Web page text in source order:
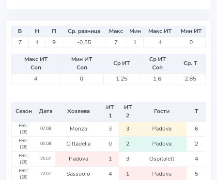
В Н П Ср. разница Макс Мин Макс ИТ
Мин ИТ
7
4 9 -0.35 7 1 4 0
Макс ИТ
Соп
Мин ИТ
Соп
Ср ИТ
Ср ИТ
Соп
Ср. Т
4
0 1.25 1.6 2.85
Сезон Дата Хозяева
ИТ
1
ИТ
2
Гости Т
FRIC
(26)
07.08 Monza 3 3 Padova 6
FRIC
(26)
01.08 Cittadella 0 2 Padova 2
FRIC
(26)
25.07 Padova 1 3 Ospitalett 4
FRIC
(26)
22.07 Sassuolo 4 1 Padova
5